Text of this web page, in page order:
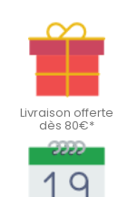
Livraison offerte
dès 80€*